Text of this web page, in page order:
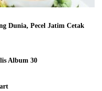
Dunia, Pecel Jatim Cetak
Album 30